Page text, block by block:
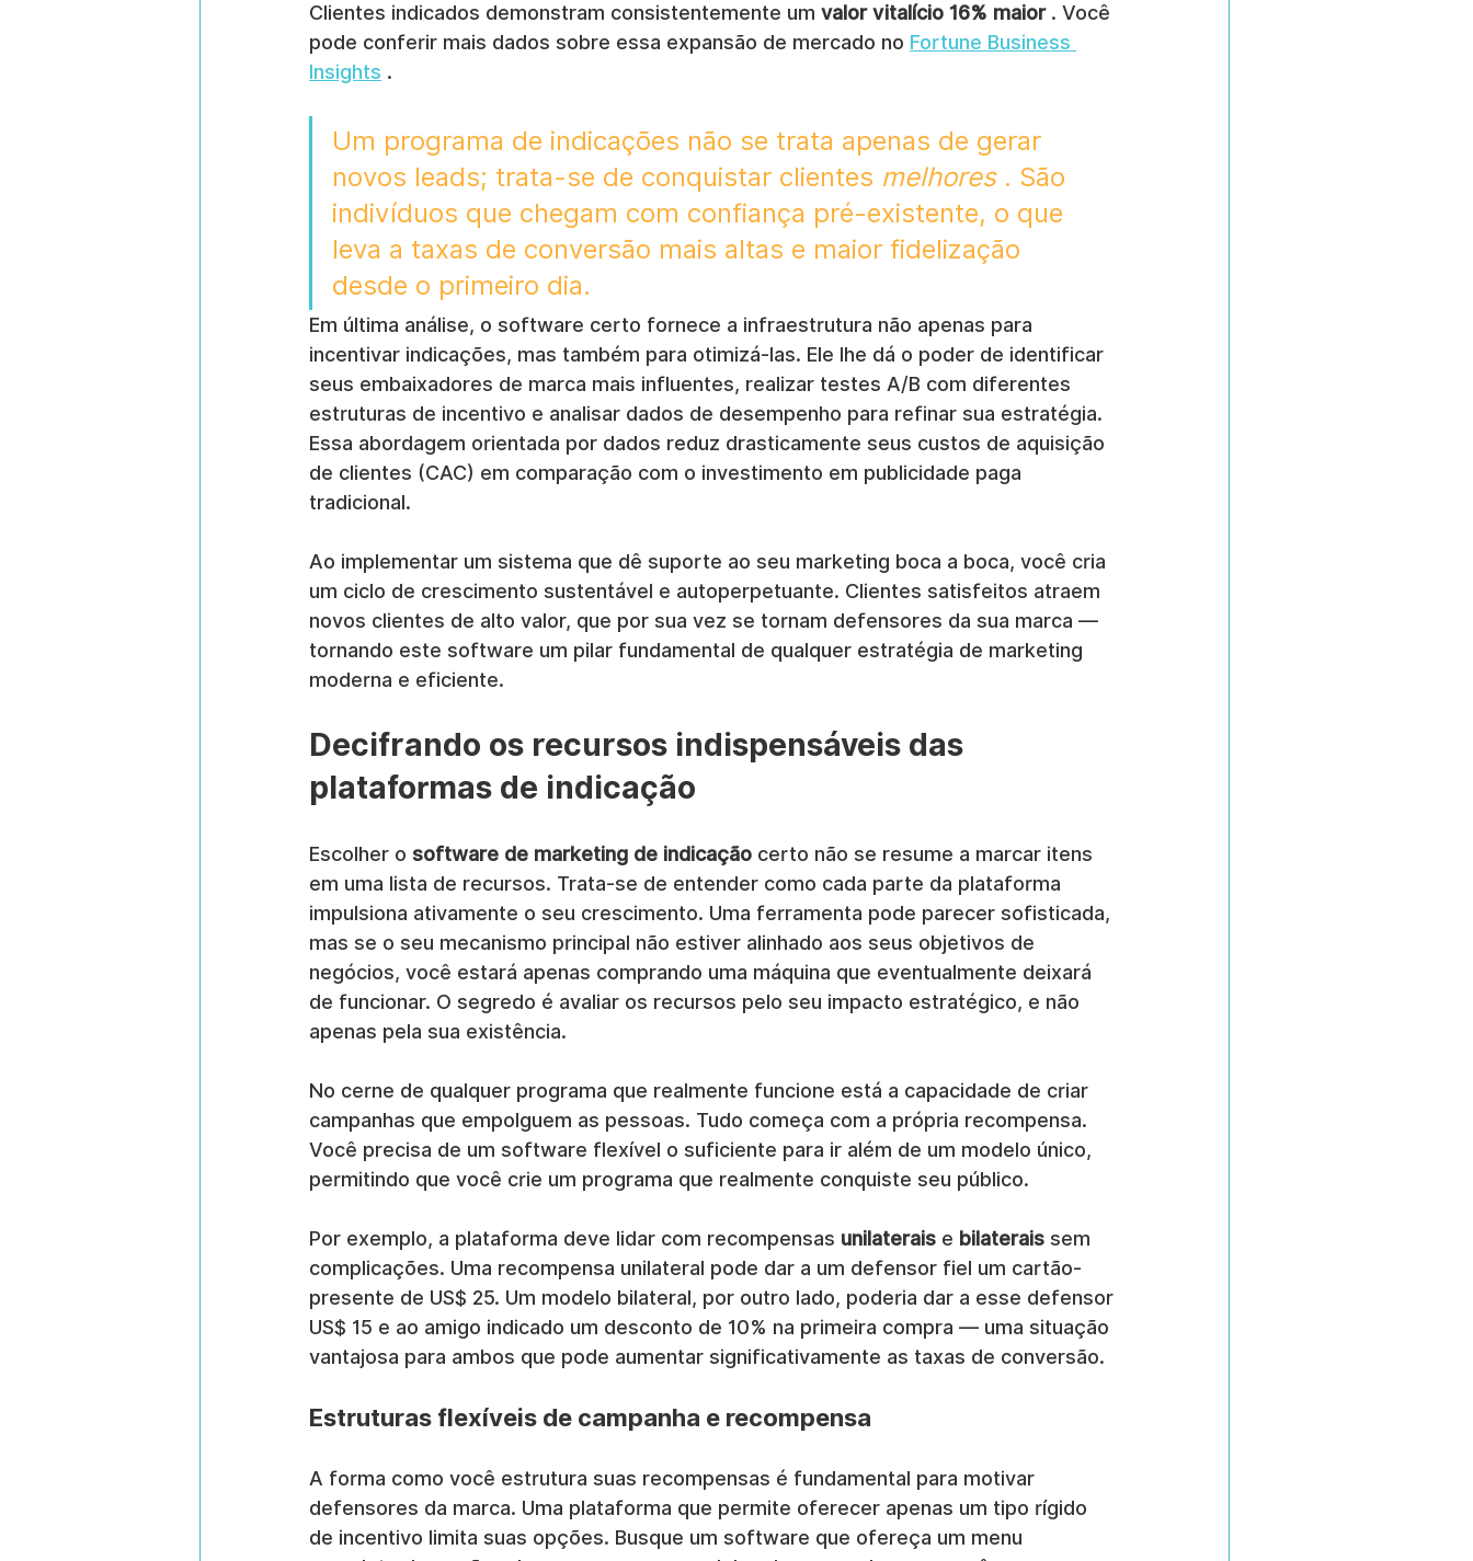
Clientes indicados demonstram consistentemente um valor vitalício 16% maior . Você
pode conferir mais dados sobre essa expansão de mercado no Fortune Business
Insights .
Um programa de indicações não se trata apenas de gerar
novos leads; trata-se de conquistar clientes melhores . São
indivíduos que chegam com confiança pré-existente, o que
leva a taxas de conversão mais altas e maior fidelização
desde o primeiro dia.
Em última análise, o software certo fornece a infraestrutura não apenas para
incentivar indicações, mas também para otimizá-las. Ele lhe dá o poder de identificar
seus embaixadores de marca mais influentes, realizar testes A/B com diferentes
estruturas de incentivo e analisar dados de desempenho para refinar sua estratégia.
Essa abordagem orientada por dados reduz drasticamente seus custos de aquisição
de clientes (CAC) em comparação com o investimento em publicidade paga
tradicional.
Ao implementar um sistema que dê suporte ao seu marketing boca a boca, você cria
um ciclo de crescimento sustentável e autoperpetuante. Clientes satisfeitos atraem
novos clientes de alto valor, que por sua vez se tornam defensores da sua marca —
tornando este software um pilar fundamental de qualquer estratégia de marketing
moderna e eficiente.
Decifrando os recursos indispensáveis das
plataformas de indicação
Escolher o software de marketing de indicação certo não se resume a marcar itens
em uma lista de recursos. Trata-se de entender como cada parte da plataforma
impulsiona ativamente o seu crescimento. Uma ferramenta pode parecer sofisticada,
mas se o seu mecanismo principal não estiver alinhado aos seus objetivos de
negócios, você estará apenas comprando uma máquina que eventualmente deixará
de funcionar. O segredo é avaliar os recursos pelo seu impacto estratégico, e não
apenas pela sua existência.
No cerne de qualquer programa que realmente funcione está a capacidade de criar
campanhas que empolguem as pessoas. Tudo começa com a própria recompensa.
Você precisa de um software flexível o suficiente para ir além de um modelo único,
permitindo que você crie um programa que realmente conquiste seu público.
Por exemplo, a plataforma deve lidar com recompensas unilaterais e bilaterais sem
complicações. Uma recompensa unilateral pode dar a um defensor fiel um cartão-
presente de US$ 25. Um modelo bilateral, por outro lado, poderia dar a esse defensor
US$ 15 e ao amigo indicado um desconto de 10% na primeira compra — uma situação
vantajosa para ambos que pode aumentar significativamente as taxas de conversão.
Estruturas flexíveis de campanha e recompensa
A forma como você estrutura suas recompensas é fundamental para motivar
defensores da marca. Uma plataforma que permite oferecer apenas um tipo rígido
de incentivo limita suas opções. Busque um software que ofereça um menu